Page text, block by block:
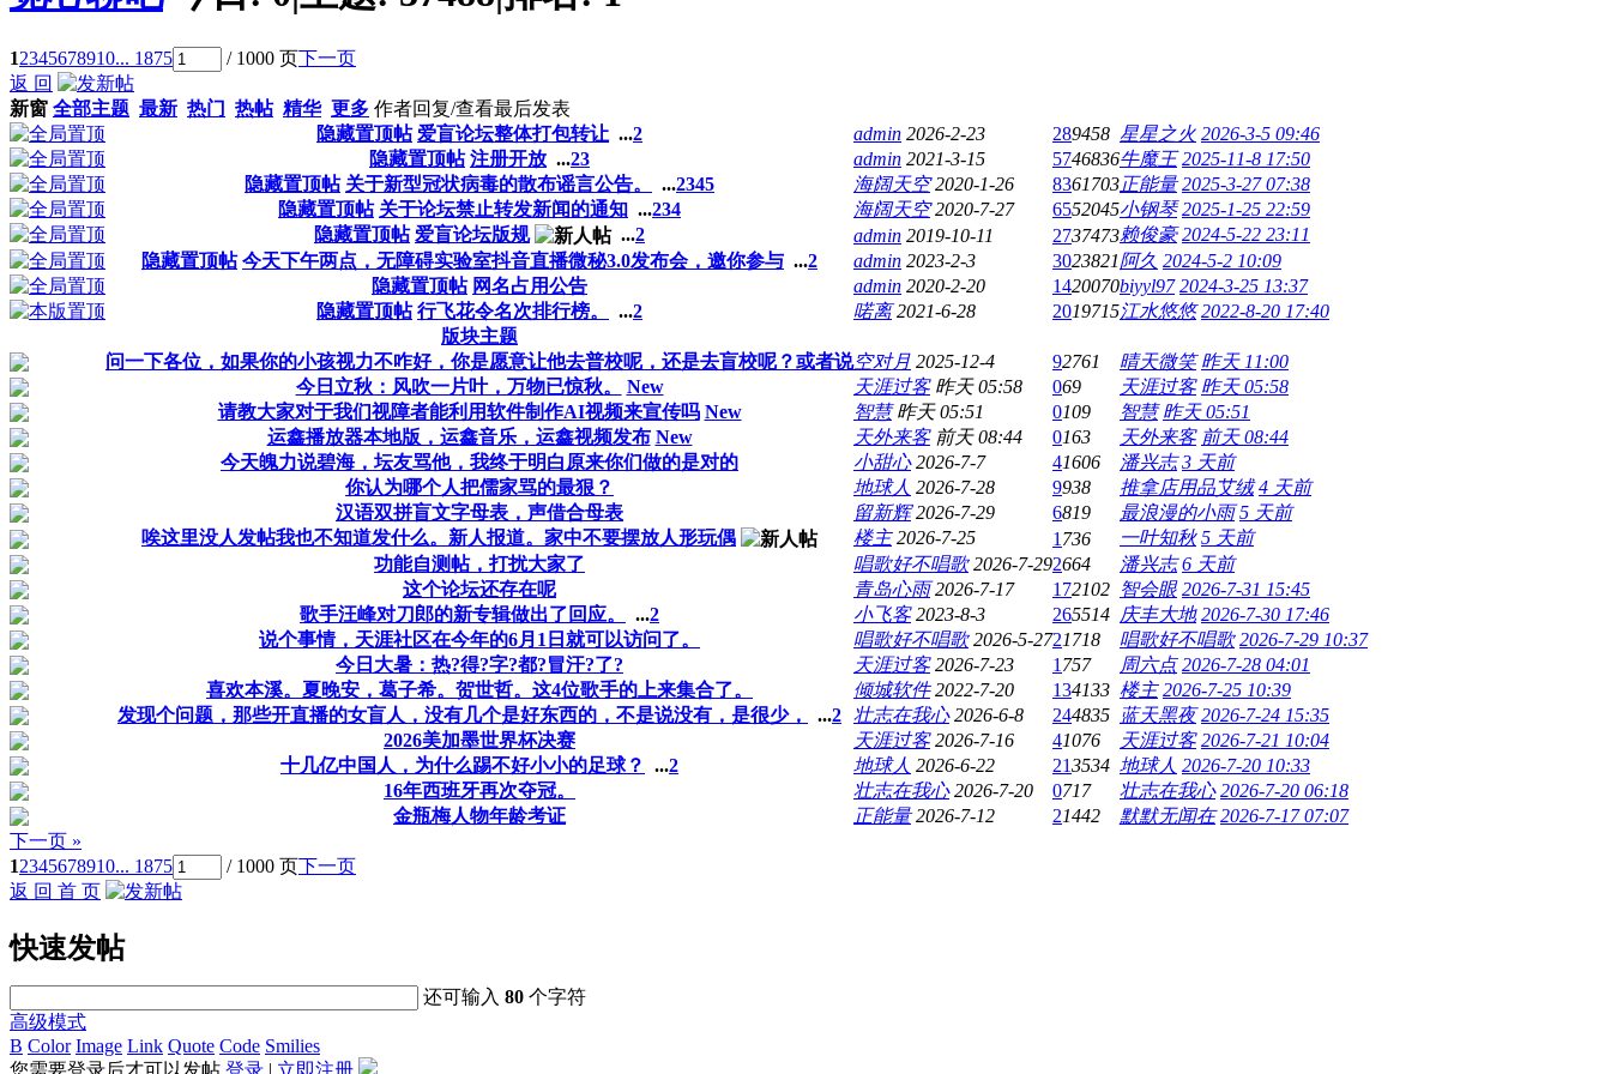
12345678910... 1875 / 1000 页下一页
返 回
新窗 全部主题 最新 热门 热帖 精华 更多 作者回复/查看最后发表
隐藏置顶帖 爱盲论坛整体打包转让 ...2 admin 2026-2-23 289458 星星之火 2026-3-5 09:46
隐藏置顶帖 注册开放 ...23 admin 2021-3-15 5746836牛魔王 2025-11-8 17:50
隐藏置顶帖 关于新型冠状病毒的散布谣言公告。 ...2345 海阔天空 2020-1-26 8361703正能量 2025-3-27 07:38
隐藏置顶帖 关于论坛禁止转发新闻的通知 ...234 海阔天空 2020-7-27 6552045小钢琴 2025-1-25 22:59
隐藏置顶帖 爱盲论坛版规 ...2 admin 2019-10-11 2737473赖俊豪 2024-5-22 23:11
隐藏置顶帖 今天下午两点，无障碍实验室抖音直播微秘3.0发布会，邀你参与 ...2 admin 2023-2-3 3023821阿久 2024-5-2 10:09
隐藏置顶帖 网名占用公告 admin 2020-2-20 1420070biyyl97 2024-3-25 13:37
隐藏置顶帖 行飞花令名次排行榜。 ...2 喏离 2021-6-28 2019715江水悠悠 2022-8-20 17:40
版块主题
问一下各位，如果你的小孩视力不咋好，你是愿意让他去普校呢，还是去盲校呢？或者说空对月 2025-12-4 92761 晴天微笑 昨天 11:00
今日立秋：风吹一片叶，万物已惊秋。
New 天涯过客 昨天 05:58 069 天涯过客 昨天 05:58
请教大家对于我们视障者能利用软件制作AI视频来宣传吗 New 智慧 昨天 05:51 0109 智慧 昨天 05:51
运鑫播放器本地版，运鑫音乐，运鑫视频发布 New 天外来客 前天 08:44 0163 天外来客 前天 08:44
今天魄力说碧海，坛友骂他，我终于明白原来你们做的是对的
小甜心 2026-7-7 41606 潘兴志 3 天前
你认为哪个人把儒家骂的最狠？
地球人 2026-7-28 9938 推拿店用品艾绒 4 天前
汉语双拼盲文字母表，声借合母表
留新辉 2026-7-29 6819 最浪漫的小雨 5 天前
唉这里没人发帖我也不知道发什么。新人报道。家中不要摆放人形玩偶
楼主 2026-7-25 1 736 一叶知秋 5 天前
功能自测帖，打扰大家了
唱歌好不唱歌 2026-7-292664 潘兴志 6 天前
这个论坛还存在呢
青岛心雨 2026-7-17 172102 智会眼 2026-7-31 15:45
歌手汪峰对刀郎的新专辑做出了回应。
...2 小飞客 2023-8-3 265514 庆丰大地 2026-7-30 17:46
说个事情，天涯社区在今年的6月1日就可以访问了。
唱歌好不唱歌 2026-5-2721718 唱歌好不唱歌 2026-7-29 10:37
今日大暑：热?得?字?都?冒汗?了?
天涯过客 2026-7-23 1 757 周六点 2026-7-28 04:01
喜欢本溪。夏晚安，葛子希。贺世哲。这4位歌手的上来集合了。
倾城软件 2022-7-20 134133 楼主 2026-7-25 10:39
发现个问题，那些开直播的女盲人，没有几个是好东西的，不是说没有，是很少，
...2 壮志在我心 2026-6-8 244835 蓝天黑夜 2026-7-24 15:35
2026美加墨世界杯决赛
天涯过客 2026-7-16 41076 天涯过客 2026-7-21 10:04
十几亿中国人，为什么踢不好小小的足球？
...2 地球人 2026-6-22 213534 地球人 2026-7-20 10:33
16年西班牙再次夺冠。
壮志在我心 2026-7-20 0717 壮志在我心 2026-7-20 06:18
金瓶梅人物年龄考证
正能量 2026-7-12 21442 默默无闻在 2026-7-17 07:07
下一页 »
12345678910... 1875 / 1000 页下一页
返 回 首 页
快速发帖
还可输入80 个字符
高级模式
B Color Image Link Quote Code Smilies
您需要登录后才可以发帖 登录 | 立即注册